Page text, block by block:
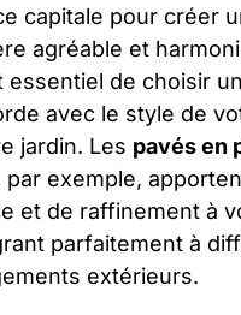
capitale pour créer
agréable et
essentiel de choisir
avec le style de
jardin. Les pavés en
par exemple,
et de raffinement à
parfaitement à
extérieurs.